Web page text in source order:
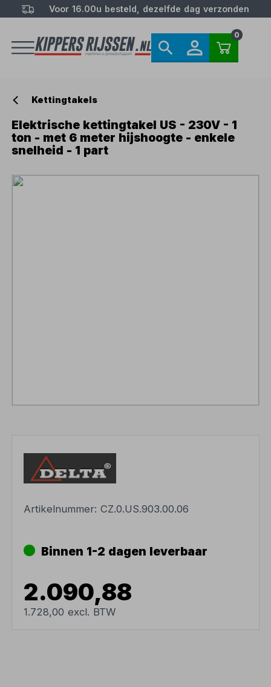
Voor 16.00u besteld, dezelfde dag verzonden
0
Kettingtakels
Elektrische kettingtakel US - 230V - 1
ton - met 6 meter hijshoogte - enkele
snelheid - 1 part
Artikelnummer:CZ.0.US.903.00.06
Binnen 1-2 dagen leverbaar
2.090,88
1.728,00 excl. BTW